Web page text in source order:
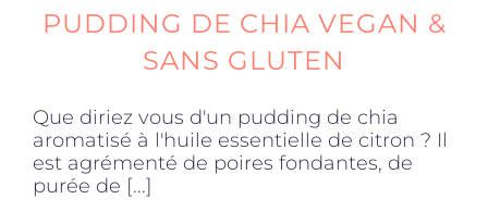
PUDDING DE CHIA VEGAN &
SANS GLUTEN
Que diriez vous d'un pudding de chia
aromatisé à l'huile essentielle de citron ? Il
est agrémenté de poires fondantes, de
purée de [...]